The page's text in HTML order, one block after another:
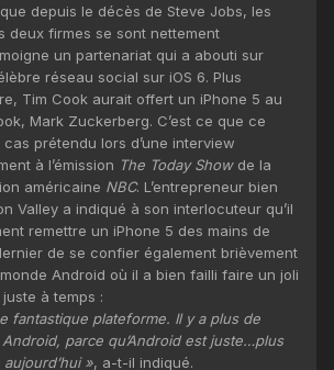
depuis le décès de Steve Jobs, les
deux firmes se sont nettement
un partenariat qui a abouti sur
réseau social sur iOS 6. Plus
Tim Cook aurait offert un iPhone 5 au
Mark Zuckerberg. C’est ce que ce
prétendu lors d’une interview
à l’émission The Today Showde la
américaine NBC. L’entrepreneur bien
Valley a indiqué à son interlocuteur qu’il
remettre un iPhone 5 des mains de
de se confier également brièvement
monde Android où il a bien failli faire un joli
à temps :
fantastique plateforme. Il y a plus de
parce qu’Android est juste…plus
», a-t-il indiqué.